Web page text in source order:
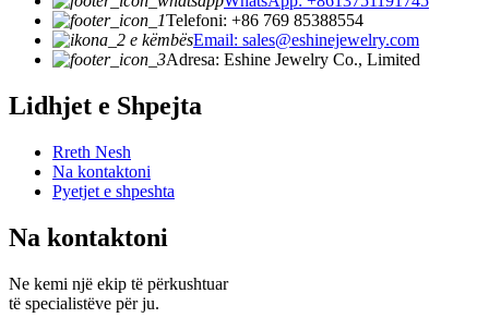
Telefoni: +86 769 85388554
Email: sales@eshinejewelry.com
Adresa: Eshine Jewelry Co., Limited
Lidhjet e Shpejta
Rreth Nesh
Na kontaktoni
Pyetjet e shpeshta
Na kontaktoni
Ne kemi një ekip të përkushtuar
të specialistëve për ju.